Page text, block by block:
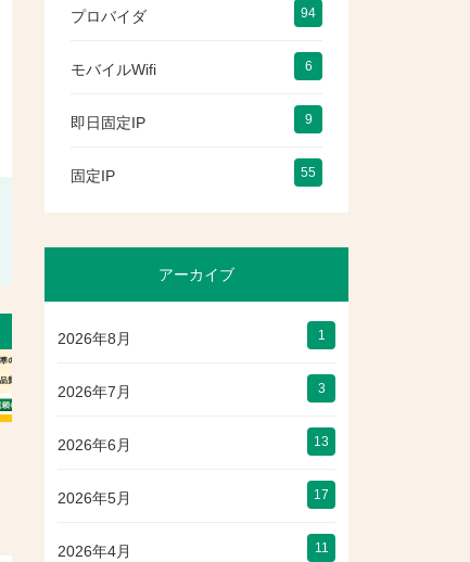
プロバイダ 94
モバイルWifi 6
即日固定IP 9
固定IP 55
アーカイブ
2026年8月 1
2026年7月 3
2026年6月 13
2026年5月 17
2026年4月 11